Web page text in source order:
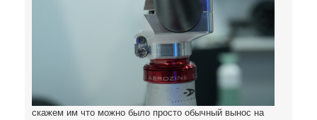
скажем им что можно было просто обычный вынос на